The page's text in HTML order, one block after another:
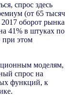
спрос здесь
(от 65 тысяч
оборот рынка
41% в штуках по
при этом
моделям,
спрос на
функций, к